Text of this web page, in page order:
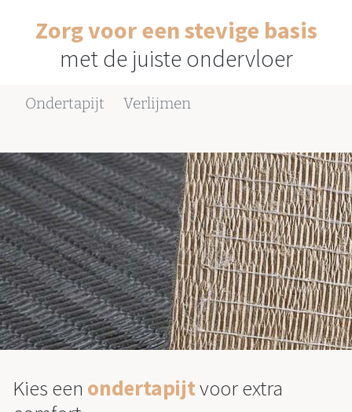
Zorg voor een stevige basis
met de juiste ondervloer
Ondertapijt Verlijmen
Kies een ondertapijtvoor extra